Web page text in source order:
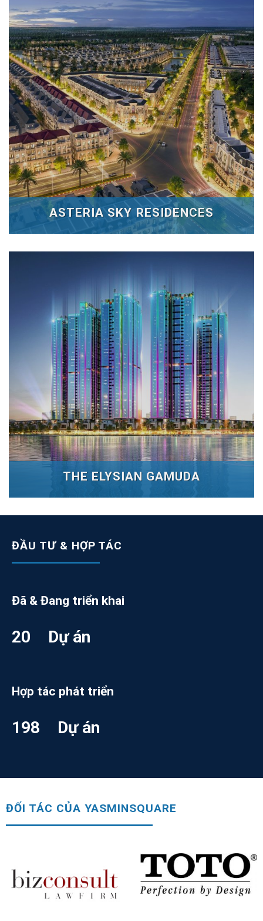
ASTERIA SKY RESIDENCES
THE ELYSIAN GAMUDA
ĐẦU TƯ & HỢP TÁC
Đã & Đang triển khai
20 Dự án
Hợp tác phát triển
200 Dự án
ĐỐI TÁC CỦA YASMINSQUARE